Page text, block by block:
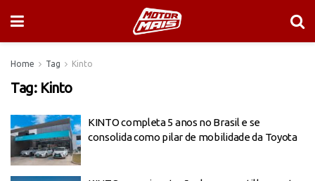
Home Tag Kinto
Tag: Kinto
KINTO completa 5 anos no Brasil e se
consolida como pilar de mobilidade da Toyota